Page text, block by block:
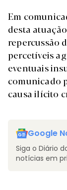
Em
desta
repercussão
percetíveis
eventuais
comunicado
causa ilícito
Google
Siga o Diário
notícias em